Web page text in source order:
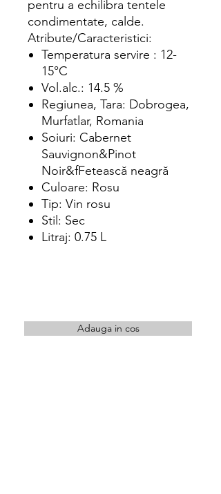
pentru a echilibra tentele
condimentate, calde.
Atribute/Caracteristici:
Temperatura servire : 12-
15°C
Vol.alc.: 14.5 %
Regiunea, Tara: Dobrogea,
Murfatlar, Romania
Soiuri: Cabernet
Sauvignon&Pinot
Noir&fFetească neagră
Culoare: Rosu
Tip: Vin rosu
Stil: Sec
Litraj: 0.75 L
Adauga in cos